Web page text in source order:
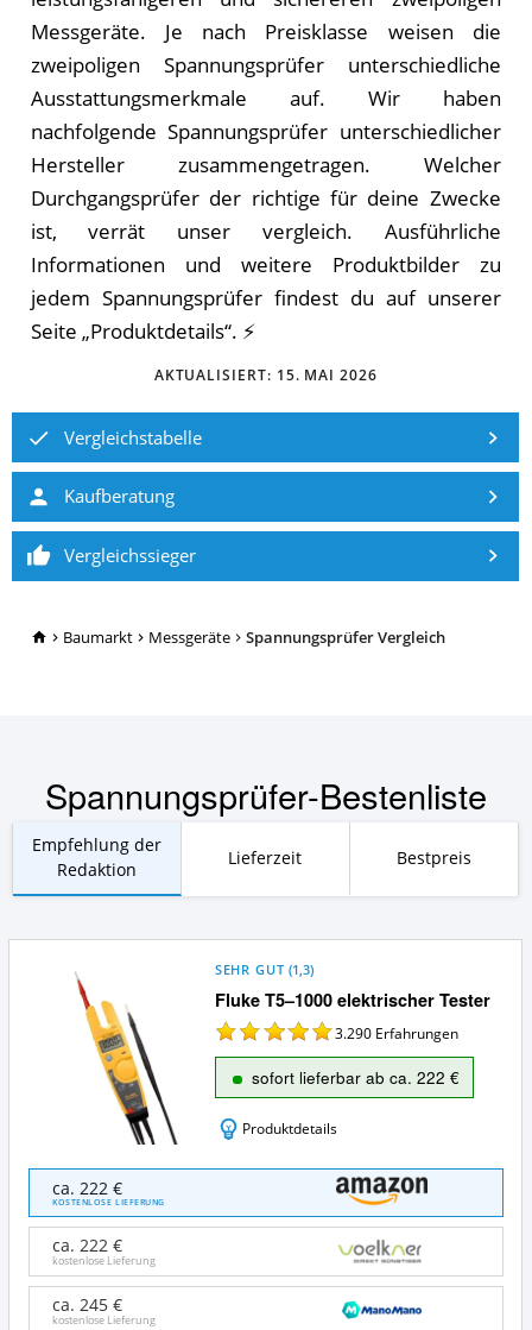
TopRatgeber24.de
Baumarkt Messgeräte Spannungsprüfer Vergleich
Messgeräte. Je nach Preisklasse weisen die
zweipoligen Spannungsprüfer unterschiedliche
Ausstattungsmerkmale auf. Wir haben
nachfolgende Spannungsprüfer unterschiedlicher
Hersteller zusammengetragen. Welcher
Durchgangsprüfer der richtige für deine Zwecke
ist, verrät unser vergleich. Ausführliche
Informationen und weitere Produktbilder zu
jedem Spannungsprüfer findest du auf unserer
Seite „Produktdetails“. ⚡️
AKTUALISIERT: 15. MAI 2026
Vergleichstabelle
Kaufberatung
Vergleichssieger
Spannungsprüfer-Bestenliste
Empfehlung der
Redaktion
Lieferzeit Bestpreis
Fluke T5–1000 elektrischer Tester
SEHR GUT (1,3)
3.290 Erfahrungen
sofort lieferbar ab ca. 222 €
Produktdetails
Fluke
T5–
1000
elektrischer
Tester
Angebote:
ca. 222 €
KOSTENLOSE LIEFERUNG
ca. 222 €
kostenlose Lieferung
ca. 245 €
kostenlose Lieferung